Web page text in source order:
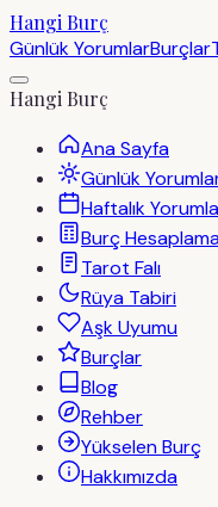
Hangi Burç
Günlük YorumlarBurçlar
Hangi Burç
Ana Sayfa
Günlük
Haftalık
Burç
Tarot Falı
Rüya Tabiri
Aşk Uyumu
Burçlar
Blog
Rehber
Yükselen Burç
Hakkımızda